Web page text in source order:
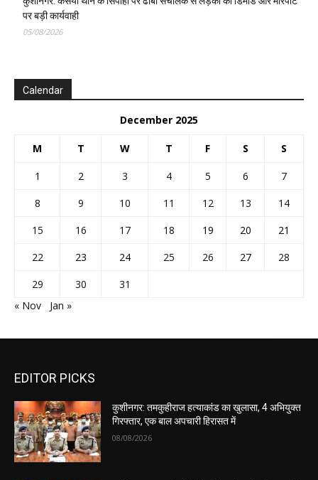
पर बड़ी कार्यवाही
05/08/2026
Calendar
December 2025
M T W T F S S
1 2 3 4 5 6
7
8
9 10 11 12 13
14
15
16 17 18 19 20
21
22
23 24 25 26 27
28
29
30
31
« Nov
Jan »
EDITOR PICKS
कुशीनगर: तमकुहीराज हत्याकांड का खुलासा, 4 अभियुक्त
गिरफ्तार, एक बाल अपचारी हिरासत में
08/08/2026